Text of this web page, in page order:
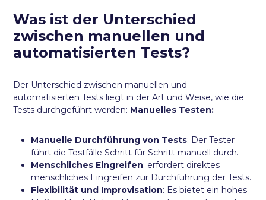
Was ist der Unterschied
zwischen manuellen und
automatisierten Tests?
Der Unterschied zwischen manuellen und
automatisierten Tests liegt in der Art und Weise, wie die
Tests durchgeführt werden: Manuelles Testen:
Manuelle Durchführung von Tests: Der Tester
führt die Testfälle Schritt für Schritt manuell durch.
Menschliches Eingreifen: erfordert direktes
menschliches Eingreifen zur Durchführung der Tests.
Flexibilität und Improvisation: Es bietet ein hohes